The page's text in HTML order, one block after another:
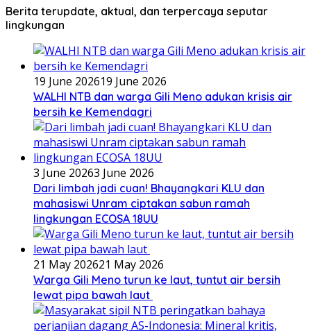
Berita terupdate, aktual, dan terpercaya seputar
lingkungan
19 June 202619 June 2026
WALHI NTB dan warga Gili Meno adukan krisis air
bersih ke Kemendagri
3 June 20263 June 2026
Dari limbah jadi cuan! Bhayangkari KLU dan
mahasiswi Unram ciptakan sabun ramah
lingkungan ECOSA 18UU
21 May 202621 May 2026
Warga Gili Meno turun ke laut, tuntut air bersih
lewat pipa bawah laut